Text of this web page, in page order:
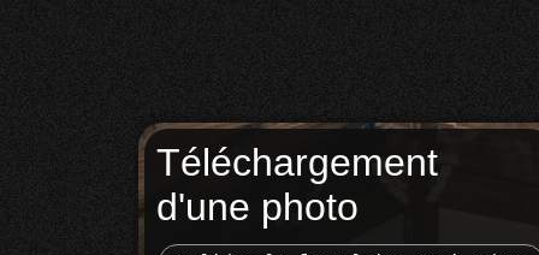
Téléchargement
d'une photo